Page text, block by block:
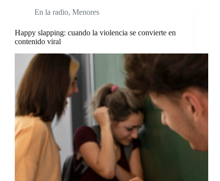
En la radio, Menores
Happy slapping: cuando la violencia se convierte en
contenido viral